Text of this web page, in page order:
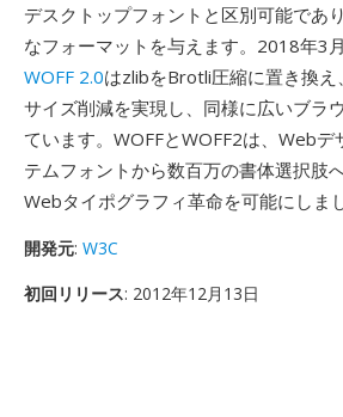
デスクトップフォントと区別可能であ
なフォーマットを与えます。2018年3
WOFF 2.0はzlibをBrotli圧縮に置き換
サイズ削減を実現し、同様に広いブラ
ています。WOFFとWOFF2は、Webデ
テムフォントから数百万の書体選択肢
Webタイポグラフィ革命を可能にしまし
開発元: W3C
初回リリース: 2012年12月13日